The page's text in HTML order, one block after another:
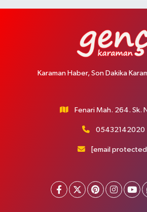
Karaman Haber, Son Dakika
Fenari Mah. 264. Sk.
05432142020
[email